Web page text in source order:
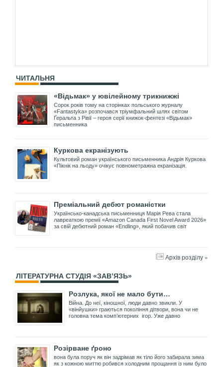
ЧИТАЛЬНЯ
«Відьмак» у ювілейному трикнижжі
Сорок років тому на сторінках польського журналу
«Fantastyka» розпочався тріумфальний шлях світом
Ґеральта з Рівії – героя серії книжок-фентезі «Відьмак»
письменника
Куркова екранізують
Культовий роман українського письменника Андрія Куркова
«Пікнік на льоду» очікує повнометражна екранізація.
Преміальний дебют романістки
Українсько-канадська письменниця Марія Рева стала
лавреаткою премії «Amazon Canada First Novel Award 2026»
за свій дебютний роман «Endling», який побачив світ
Архів розділу »
ЛІТЕРАТУРНА СТУДІЯ «ЗАВ’ЯЗЬ»
Розлука, якої не мало бути…
Війна. До неї, кіношної, люди давно звикли. У
«вінйушки» граються покоління дітвори, вона чи не
головна тема комп’ютерних ігор. Уже давно
Розірване ґроно
вона була поруч як він задрімав як тіло його забирала зима
як з кожною миттю робився холодним прощання із ним було